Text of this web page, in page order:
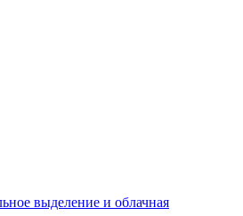
выделение и облачная